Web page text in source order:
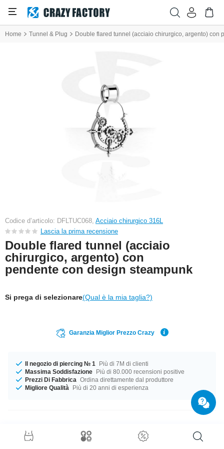
Home Tunnel & Plug Double flared tunnel (acciaio chirurgico, argento) con
Codice d’articolo: DFLTUC068, Acciaio chirurgico 316L
Lascia la prima recensione
Double flared tunnel (acciaio
chirurgico, argento) con
pendente con design steampunk
Si prega di selezionare(Qual è la mia taglia?)
Garanzia Miglior Prezzo Crazy
Il negozio di piercing № 1
Più di 7M di clienti
Massima Soddisfazione Più di 80.000 recensioni positive
Prezzi Di Fabbrica Ordina direttamente dal produttore
Migliore Qualità
Più di 20 anni di esperienza
Dettagli prodotto